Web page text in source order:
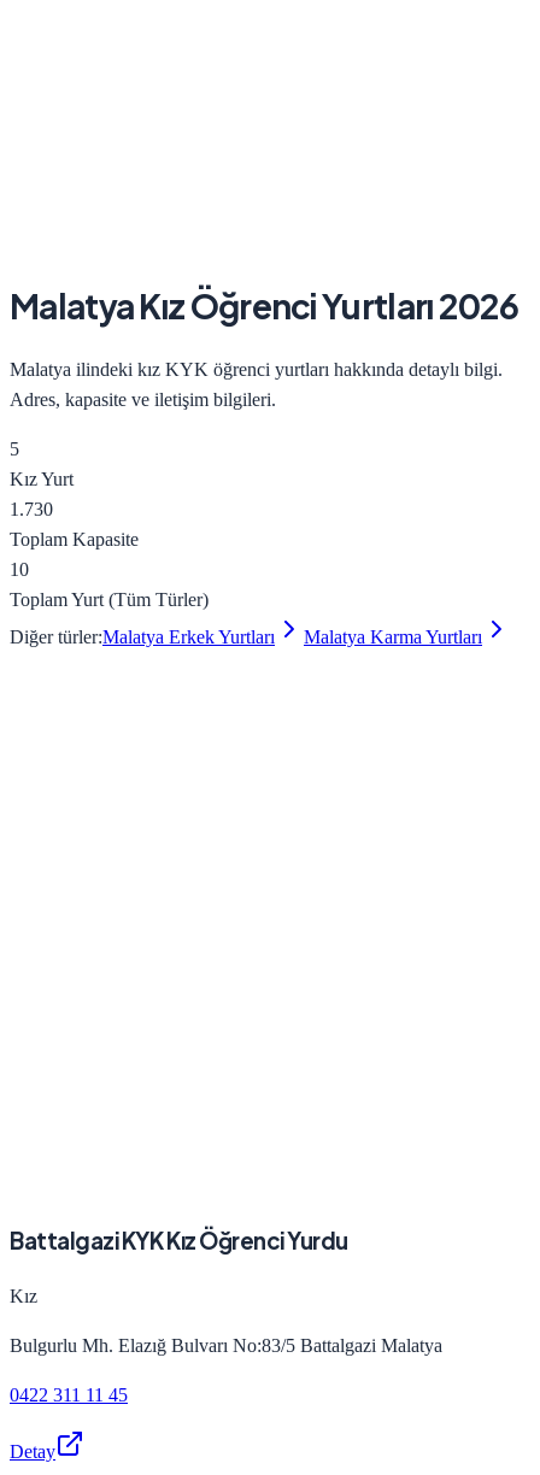
MalatyaKızÖğrenci Yurtları 2026
Malatya ilindeki kız KYK öğrenci yurtları hakkında detaylı bilgi.
Adres, kapasite ve iletişim bilgileri.
5
KızYurt
1.730
Toplam Kapasite
10
Toplam Yurt (Tüm Türler)
Diğer türler:Malatya ErkekYurtları Malatya Karma Yurtları
Battalgazi KYK Kız Öğrenci Yurdu
Kız
Bulgurlu Mh. Elazığ Bulvarı No:83/5 Battalgazi Malatya
0422 311 11 45
Detay